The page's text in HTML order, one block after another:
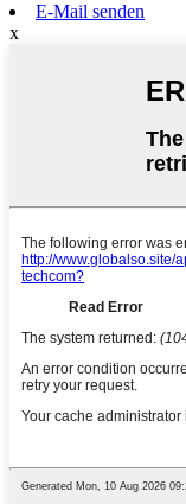
E-Mail senden
x